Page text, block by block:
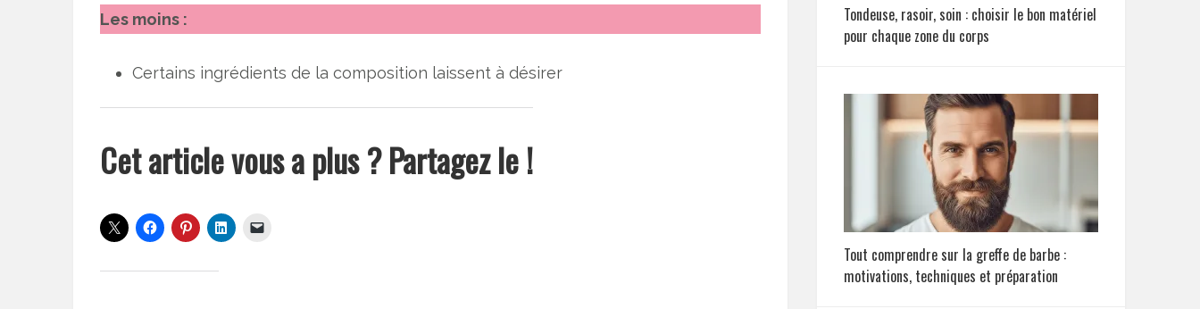
Les moins :
Certains ingrédients de la composition laissent à désirer
Cet article vous a plus ? Partagez le !
Tondeuse, rasoir, soin : choisir le bon matériel
pour chaque zone du corps
Tout comprendre sur la greffe de barbe :
motivations, techniques et préparation